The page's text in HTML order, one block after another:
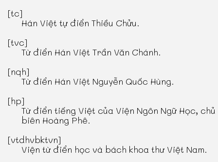
[tc]
Hán Việt tự điển Thiều Chửu.
[tvc]
Từ điển Hán Việt Trần Văn Chánh.
[nqh]
Từ điển Hán Việt Nguyễn Quốc Hùng.
[hp]
Từ điển tiếng Việt của Viện Ngôn Ngữ Học, chủ
biên Hoàng Phê.
[vtdhvbktvn]
Viện từ điển học và bách khoa thư Việt Nam.